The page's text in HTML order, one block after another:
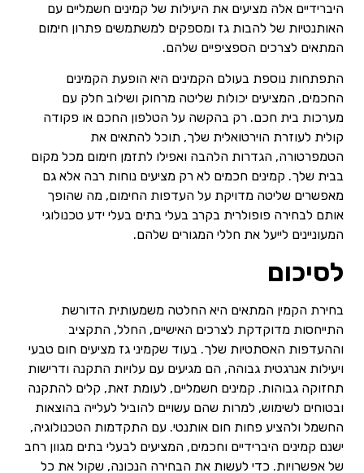
היברידיים אלה מציעים את היעילות של קמינים חשמליים עם
האותנטיות של להבות גז ומספקים למשתמשים פתרון חימום
המתאים לצרכים הספציפיים שלהם.
התפתחות נוספת בעולם הקמינים היא הופעת הקמינים
החכמים, המציעים יכולות שליטה מרחוק ושילוב חלק עם
מערכות בית חכם. רק בהקשה על הטלפון החכם או פקודה
קולית לעוזרת הוירטואלית שלך, תוכל להתאים את
הטמפרטורה, הגדרות הלהבה ואפילו לתזמן חימום מכל מקום
בבית שלך. קמינים חכמים לא רק מציעים נוחות רבה אלא גם
מאפשרים שליטה מדויקת על העדפות החימום, מה שהופך
אותם לבחירה פופולרית בקרב בעלי בתים בעלי ידע טכנולוגי
המעוניינים לייעל את חללי המגורים שלהם.
לסיכום
בחירת הקמין המתאים היא החלטה משמעותית הדורשת
התייחסות מדוקדקת לצרכים האישיים, החלל, התקציב
וההעדפות האסתטיות שלך. בעוד שקמיני גז מציעים חום טבעי
ויעילות אנרגטית גבוהה, הם מגיעים עם עלויות התקנה ודרישות
תחזוקה גבוהות. קמינים חשמליים, לעומת זאת, קלים להתקנה
ובטוחים לשימוש, למרות שהם עשויים להוביל לעלייה בהוצאות
החשמל ולהציע פחות חום אותנטי. עם התקדמות הטכנולוגיה,
ישנם קמינים היברידיים וחכמים, המציעים לבעלי בתים מגוון רחב
של אפשרויות. כדי לעשות את הבחירה הנכונה, שקול את כל